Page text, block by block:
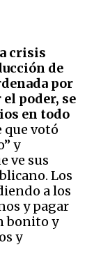
crisis
de
por
poder, se
en todo
que votó
y
ve sus
Los
a los
y pagar
bonito y
y